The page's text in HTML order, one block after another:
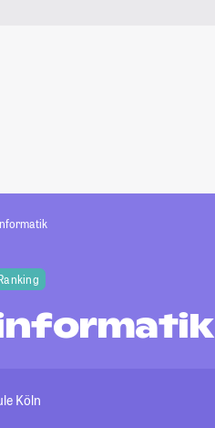
Köln